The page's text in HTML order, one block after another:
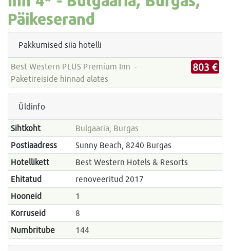
Päikeserand
Pakkumised siia hotelli
Best Western PLUS Premium Inn -
Paketireiside hinnad alates
803 €
Üldinfo
Sihtkoht
Bulgaaria, Burgas
Postiaadress
Sunny Beach, 8240 Burgas
Hotellikett
Best Western Hotels & Resorts
Ehitatud
renoveeritud 2017
Hooneid
1
Korruseid
8
Numbritube
144